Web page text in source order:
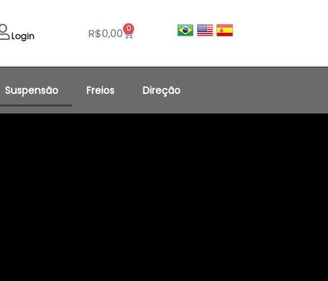
Login R$0,00 0
Suspensão Freios Direção